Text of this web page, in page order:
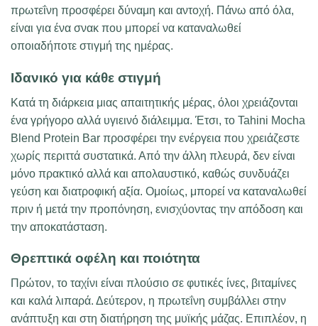
πρωτεΐνη προσφέρει δύναμη και αντοχή. Πάνω από όλα,
είναι για ένα σνακ που μπορεί να καταναλωθεί
οποιαδήποτε στιγμή της ημέρας.
Ιδανικό για κάθε στιγμή
Κατά τη διάρκεια μιας απαιτητικής μέρας, όλοι χρειάζονται
ένα γρήγορο αλλά υγιεινό διάλειμμα. Έτσι, το Tahini Mocha
Blend Protein Bar προσφέρει την ενέργεια που χρειάζεστε
χωρίς περιττά συστατικά. Από την άλλη πλευρά, δεν είναι
μόνο πρακτικό αλλά και απολαυστικό, καθώς συνδυάζει
γεύση και διατροφική αξία. Ομοίως, μπορεί να καταναλωθεί
πριν ή μετά την προπόνηση, ενισχύοντας την απόδοση και
την αποκατάσταση.
Θρεπτικά οφέλη και ποιότητα
Πρώτον, το ταχίνι είναι πλούσιο σε φυτικές ίνες, βιταμίνες
και καλά λιπαρά. Δεύτερον, η πρωτεΐνη συμβάλλει στην
ανάπτυξη και στη διατήρηση της μυϊκής μάζας. Επιπλέον, η